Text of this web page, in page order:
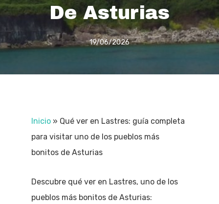
De Asturias
19/06/2026
Inicio » Qué ver en Lastres: guía completa
para visitar uno de los pueblos más
bonitos de Asturias
Descubre qué ver en Lastres, uno de los
pueblos más bonitos de Asturias: